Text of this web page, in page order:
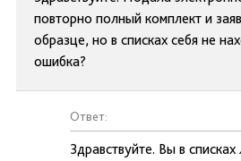
повторно полный комплект и
образце, но в списках себя не
ошибка?
Ответ:
Здравствуйте. Вы в